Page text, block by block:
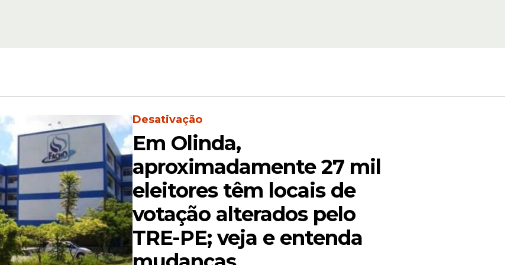
causas
para esclarecer as circunstâncias do
o que provocou a perda de controle do veículo e
o acidente registrado na BR-424.
Desativação
Em Olinda,
aproximadamente 27 mil
eleitores têm locais de
votação alterados pelo
TRE-PE; veja e entenda